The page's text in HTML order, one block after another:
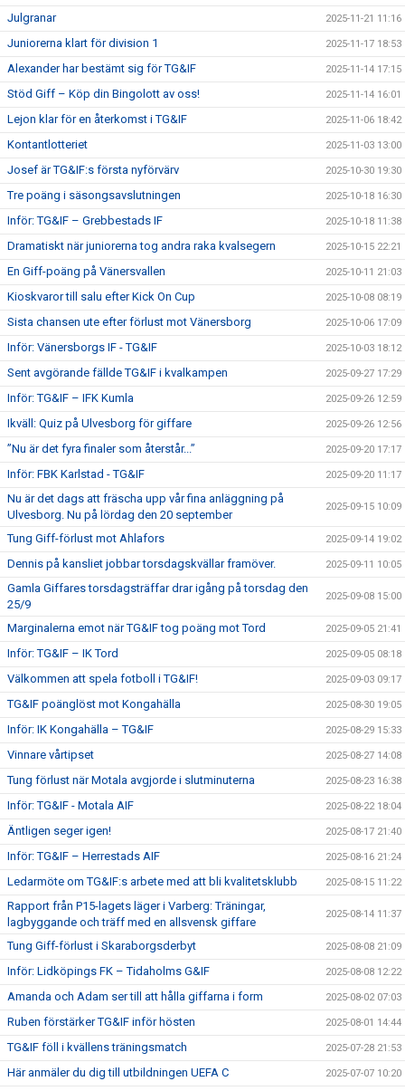
Julgranar 2025-11-21 11:16
Juniorerna klart för division 1 2025-11-17 18:53
Alexander har bestämt sig för TG&IF 2025-11-14 17:15
Stöd Giff – Köp din Bingolott av oss! 2025-11-14 16:01
Lejon klar för en återkomst i TG&IF 2025-11-06 18:42
Kontantlotteriet 2025-11-03 13:00
Josef är TG&IF:s första nyförvärv 2025-10-30 19:30
Tre poäng i säsongsavslutningen 2025-10-18 16:30
Inför: TG&IF – Grebbestads IF 2025-10-18 11:38
Dramatiskt när juniorerna tog andra raka kvalsegern 2025-10-15 22:21
En Giff-poäng på Vänersvallen 2025-10-11 21:03
Kioskvaror till salu efter Kick On Cup 2025-10-08 08:19
Sista chansen ute efter förlust mot Vänersborg 2025-10-06 17:09
Inför: Vänersborgs IF - TG&IF 2025-10-03 18:12
Sent avgörande fällde TG&IF i kvalkampen 2025-09-27 17:29
Inför: TG&IF – IFK Kumla 2025-09-26 12:59
Ikväll: Quiz på Ulvesborg för giffare 2025-09-26 12:56
”Nu är det fyra finaler som återstår...” 2025-09-20 17:17
Inför: FBK Karlstad - TG&IF 2025-09-20 11:17
Nu är det dags att fräscha upp vår fina anläggning på
Ulvesborg. Nu på lördag den 20 september
2025-09-15 10:09
Tung Giff-förlust mot Ahlafors 2025-09-14 19:02
Dennis på kansliet jobbar torsdagskvällar framöver. 2025-09-11 10:05
Gamla Giffares torsdagsträffar drar igång på torsdag den
25/9
2025-09-08 15:00
Marginalerna emot när TG&IF tog poäng mot Tord 2025-09-05 21:41
Inför: TG&IF – IK Tord 2025-09-05 08:18
Välkommen att spela fotboll i TG&IF! 2025-09-03 09:17
TG&IF poänglöst mot Kongahälla 2025-08-30 19:05
Inför: IK Kongahälla – TG&IF 2025-08-29 15:33
Vinnare vårtipset 2025-08-27 14:08
Tung förlust när Motala avgjorde i slutminuterna 2025-08-23 16:38
Inför: TG&IF - Motala AIF 2025-08-22 18:04
Äntligen seger igen! 2025-08-17 21:40
Inför: TG&IF – Herrestads AIF 2025-08-16 21:24
Ledarmöte om TG&IF:s arbete med att bli kvalitetsklubb 2025-08-15 11:22
Rapport från P15-lagets läger i Varberg: Träningar,
lagbyggande och träff med en allsvensk giffare
2025-08-14 11:37
Tung Giff-förlust i Skaraborgsderbyt 2025-08-08 21:09
Inför: Lidköpings FK – Tidaholms G&IF 2025-08-08 12:22
Amanda och Adam ser till att hålla giffarna i form 2025-08-02 07:03
Ruben förstärker TG&IF inför hösten 2025-08-01 14:44
TG&IF föll i kvällens träningsmatch 2025-07-28 21:53
Här anmäler du dig till utbildningen UEFA C 2025-07-07 10:20